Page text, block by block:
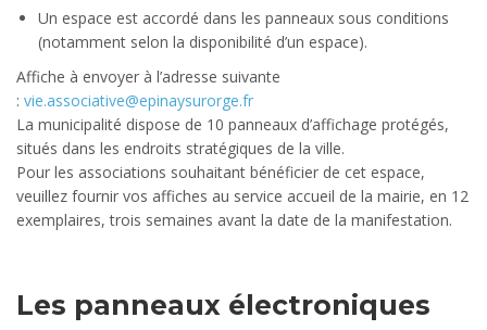
Un espace est accordé dans les panneaux sous conditions
(notamment selon la disponibilité d’un espace).
Affiche à envoyer à l’adresse suivante
: vie.associative@epinaysurorge.fr
La municipalité dispose de 10 panneaux d’affichage protégés,
situés dans les endroits stratégiques de la ville.
Pour les associations souhaitant bénéficier de cet espace,
veuillez fournir vos affiches au service accueil de la mairie, en 12
exemplaires, trois semaines avant la date de la manifestation.
Les panneaux électroniques